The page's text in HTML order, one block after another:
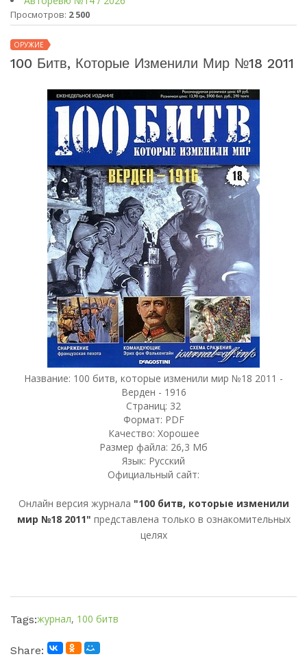
Просмотров: 2 500
ОРУЖИЕ
100 Битв, Которые Изменили Мир №18 2011
Название: 100 битв, которые изменили мир №18 2011 -
Верден - 1916
Страниц: 32
Формат: PDF
Качество: Хорошее
Размер файла: 26,3 Мб
Язык: Русский
Официальный сайт:
Онлайн версия журнала "100 битв, которые изменили
мир №18 2011" представлена только в ознакомительных
целях
Tags:журнал, 100 битв
Share: